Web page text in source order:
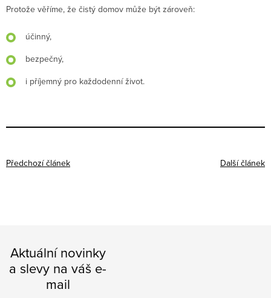
Protože věříme, že čistý domov může být zároveň:
účinný,
bezpečný,
i příjemný pro každodenní život.
Předchozí článek Další článek
Aktuální novinky
a slevy na váš e-
mail